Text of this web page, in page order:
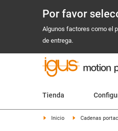
Por favor
Algunos factores como el
de entrega.
Tienda
Inicio Cadenas